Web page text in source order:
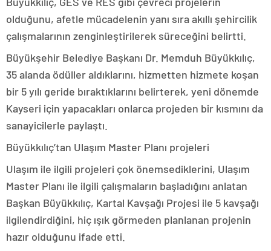
olduğunu, afetle mücadelenin yanı sıra akıllı şehircilik
çalışmalarının zenginleştirilerek süreceğini belirtti.
Büyükşehir Belediye Başkanı Dr. Memduh Büyükkılıç,
35 alanda ödüller aldıklarını, hizmetten hizmete koşan
bir 5 yılı geride bıraktıklarını belirterek, yeni dönemde
Kayseri için yapacakları onlarca projeden bir kısmını da
sanayicilerle paylaştı.
Büyükkılıç’tan Ulaşım Master Planı projeleri
Ulaşım ile ilgili projeleri çok önemsediklerini, Ulaşım
Master Planı ile ilgili çalışmaların başladığını anlatan
Başkan Büyükkılıç, Kartal Kavşağı Projesi ile 5 kavşağı
ilgilendirdiğini, hiç ışık görmeden planlanan projenin
hazır olduğunu ifade etti.